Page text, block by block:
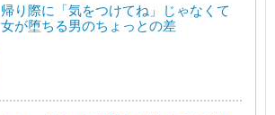
帰り際に「気をつけてね」じゃなくて
女が堕ちる男のちょっとの差